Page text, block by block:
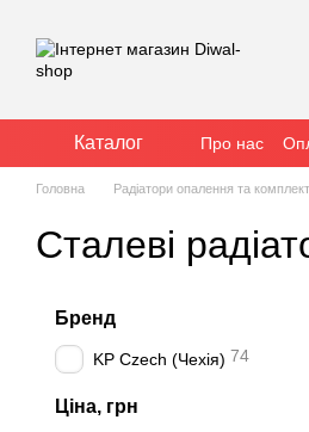
Каталог Про нас
Головна Радіатори опалення та
Сталеві
Бренд
KP Czech (Чехія) 74
Ціна, грн